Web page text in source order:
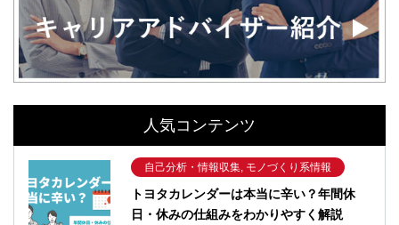
人気コンテンツ
自己分析・情報収集, モノづくり系情報
トヨタカレンダーは本当に辛い？年間休
日・休みの仕組みをわかりやすく解説